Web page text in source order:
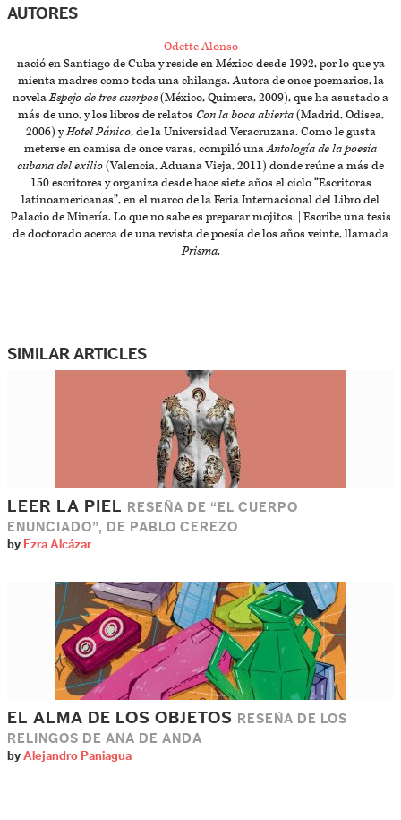
AUTORES
Odette Alonso
nació en Santiago de Cuba y reside en México desde 1992, por lo que ya
mienta madres como toda una chilanga. Autora de once poemarios, la
novelaEspejo de tres cuerpos(México, Quimera, 2009), que ha asustado a
más de uno, y los libros de relatos Con la boca abierta(Madrid, Odisea,
2006) yHotel Pánico, de la Universidad Veracruzana. Como le gusta
meterse en camisa de once varas, compiló unaAntología de la poesía
cubana del exilio(Valencia, Aduana Vieja, 2011) donde reúne a más de
150 escritores y organiza desde hace siete años el ciclo “Escritoras
latinoamericanas”, en el marco de la Feria Internacional del Libro del
Palacio de Minería. Lo que no sabe es preparar mojitos. | Escribe una tesis
de doctorado acerca de una revista de poesía de los años veinte, llamada
Prisma.
SIMILAR ARTICLES
LEER LA PIEL
RESEÑA DE “EL CUERPO
ENUNCIADO”, DE PABLO CEREZO
by Ezra Alcázar
EL ALMA DE LOS OBJETOS RESEÑA DE LOS
RELINGOS DE ANA DE ANDA
by Alejandro Paniagua